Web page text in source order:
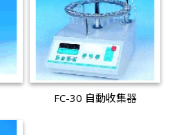
FC-30 自動收集器